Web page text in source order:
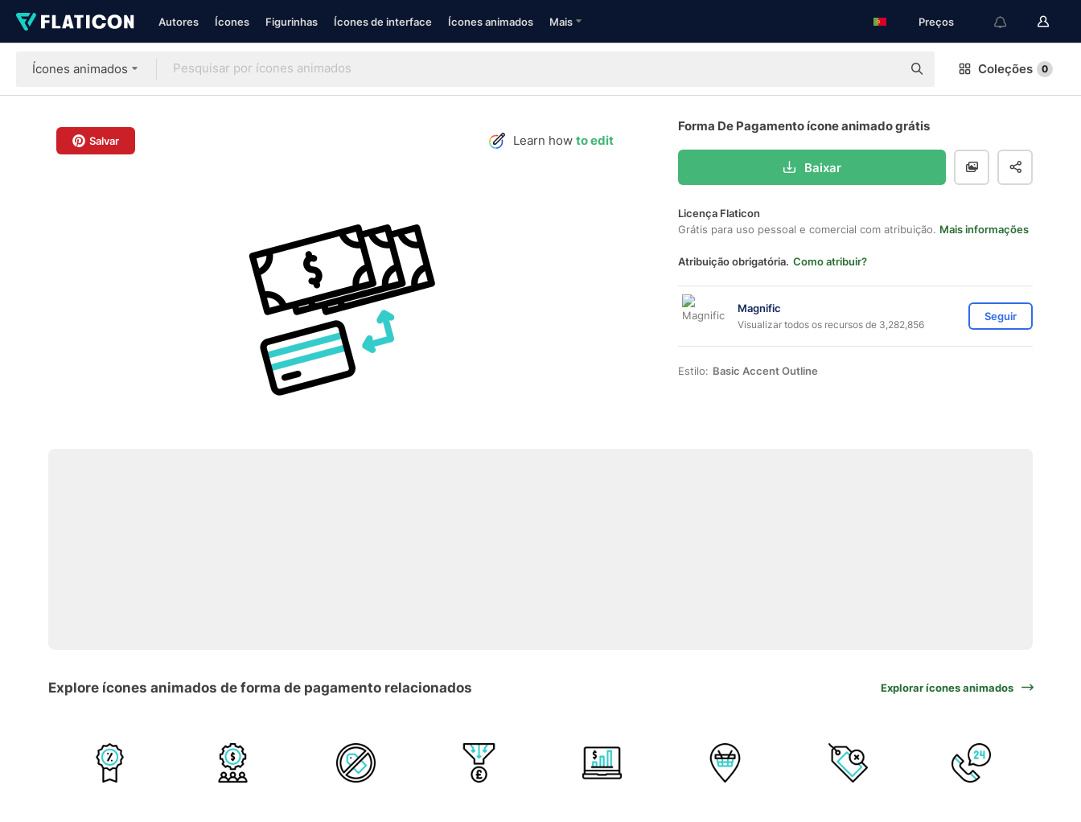
Autores Ícones Figurinhas Ícones de interface Ícones animados Mais Preços
Ícones animados Coleções 0
Salvar Learn how to edit
Forma De Pagamento ícone animado grátis
Baixar
Licença Flaticon
Grátis para uso pessoal e comercial com atribuição. Mais informações
Atribuição obrigatória. Como atribuir?
Magnific
Visualizar todos os recursos de 3,282,856
Seguir
Estilo: Basic Accent Outline
Explore ícones animados de forma de pagamento relacionados Explorar ícones animados